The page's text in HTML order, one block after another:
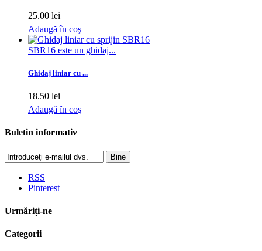
25.00 lei
Adaugă în coş
SBR16 este un ghidaj...
Ghidaj liniar cu ...
18.50 lei
Adaugă în coş
Buletin informativ
Bine
RSS
Pinterest
Urmăriți-ne
Categorii